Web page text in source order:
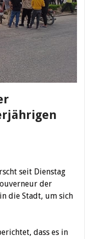
seit Dienstag
der
die Stadt, um sich
dass es in